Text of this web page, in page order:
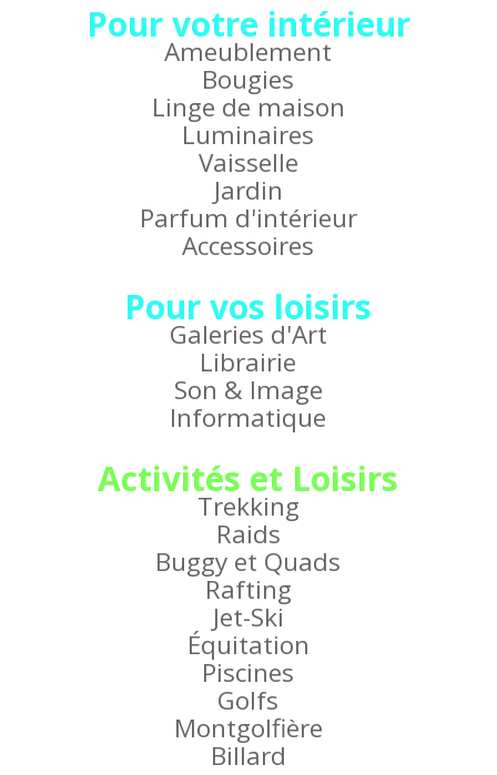
Pour votre intérieur
Ameublement
Bougies
Linge de maison
Luminaires
Vaisselle
Jardin
Parfum d'intérieur
Accessoires
Pour vos loisirs
Galeries d'Art
Librairie
Son & Image
Informatique
Activités et Loisirs
Trekking
Raids
Buggy et Quads
Rafting
Jet-Ski
Équitation
Piscines
Golfs
Montgolfière
Billard